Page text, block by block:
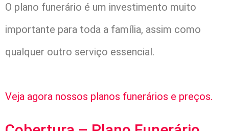
O plano funerário é um investimento muito
importante para toda a família, assim como
qualquer outro serviço essencial.
Veja agora nossos planos funerários e preços.